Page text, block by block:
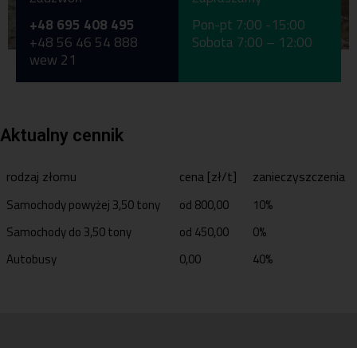
Pon-pt 7:00 -15:00
+48 695 408 495
+48 56 46 54 888
wew 21
Pon-pt 7:00 -15:00
Sobota 7:00 – 12:00
Aktualny cennik
rodzaj złomu cena [zł/t] zanieczyszczenia
Samochody powyżej 3,50 tony od 800,00
10%
Samochody do 3,50 tony
od 450,00
0%
Autobusy
0,00 40%